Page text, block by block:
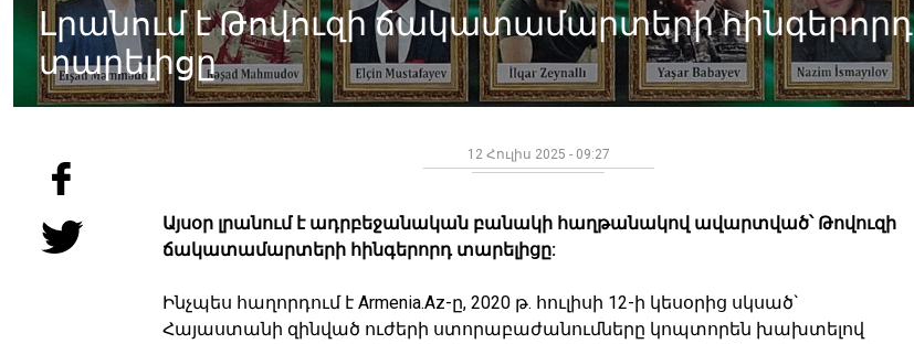
Լրանում է Թովուզի ճակատամարտերի հինգերորդ
տարելիցը
12 Հուլիս 2025 - 09:27
Այսօր լրանում է ադրբեջանական բանակի հաղթանակով ավարտված՝ Թովուզի
ճակատամարտերի հինգերորդ տարելիցը:
Ինչպես հաղորդում է Armenia.Az-ը, 2020 թ. հուլիսի 12-ի կեսօրից սկսած`
Հայաստանի զինված ուժերի ստորաբաժանումները կոպտորեն խախտելով